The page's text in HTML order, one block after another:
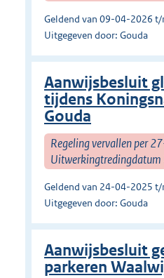
Geldend van 09-04-2026
Uitgegeven door: Gouda
Aanwijsbesluit
tijdens
Gouda
Regeling vervallen per
Geldend van 24-04-2025
Uitgegeven door: Gouda
Aanwijsbesluit
parkeren